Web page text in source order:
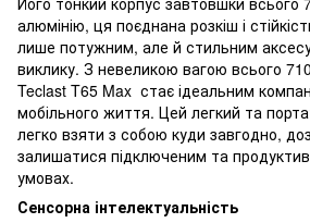
алюмінію, ця поєднана розкіш і
лише потужним, але й стильним
виклику. З невеликою вагою всього
Teclast T65 Max стає ідеальним
мобільного життя. Цей легкий та
легко взяти з собою куди завгодно,
залишатися підключеним та
умовах.
Сенсорна інтелектуальність